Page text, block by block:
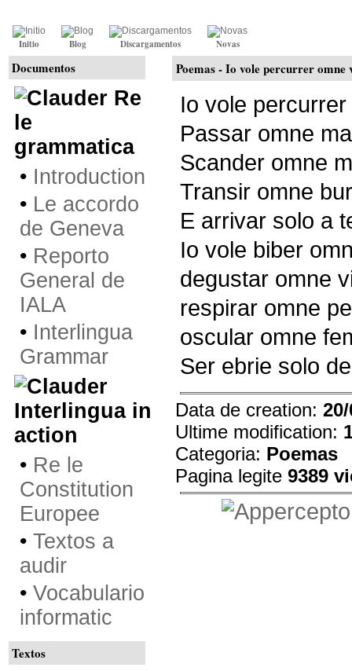
Initio Blog Discargamentos Novas
Documentos
Re
le
grammatica
• Introduction
• Le accordo
de Geneva
• Reporto
General de
IALA
• Interlingua
Grammar
Interlingua in
action
• Re le
Constitution
Europee
• Textos a
audir
• Vocabulario
informatic
Textos
Poemas -Io vole percurrer omne
Io vole
Passar omne
Scander omne
Transir omne
E arrivar solo a
Io vole biber
degustar omne
respirar omne
oscular omne
Ser ebrie solo
Data de creation:
Ultime modification:
Categoria: Poemas
Pagina legite 9389